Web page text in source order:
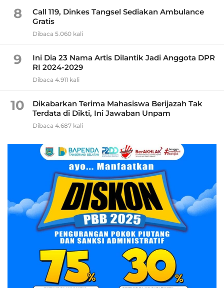
8
Call 119, Dinkes Tangsel Sediakan Ambulance
Gratis
Dibaca 5.060 kali
9
Ini Dia 23 Nama Artis Dilantik Jadi Anggota DPR
RI 2024-2029
Dibaca 4.911 kali
10
Dikabarkan Terima Mahasiswa Berijazah Tak
Terdata di Dikti, Ini Jawaban Unpam
Dibaca 4.687 kali